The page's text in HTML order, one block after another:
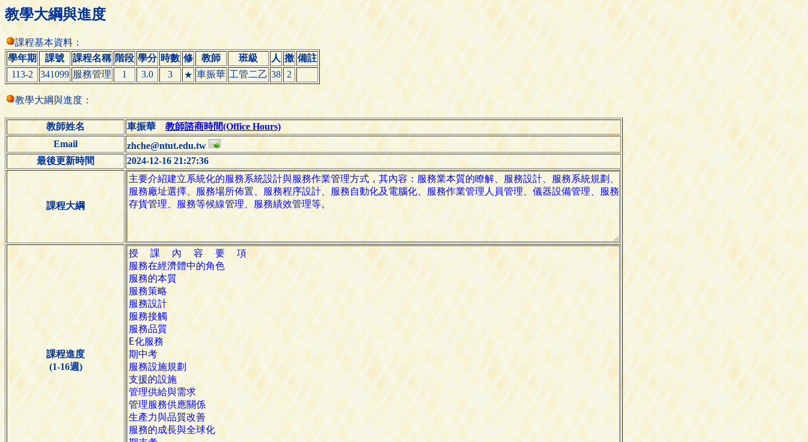
教學大綱與進度
課程基本資料：
學年期
課號 課程名稱 階段 學分 時數 修 教師 班級 人 撤 備註
113-2
341099 服務管理 1 3.0 3 ★ 車振華 工管二乙 38 2
教學大綱與進度：
教師姓名 車振華 教師諮商時間(Office Hours)
Email
zhche@ntut.edu.tw
最後更新時間
2024-12-16 21:27:36
課程大綱
課程進度
(1-16週)